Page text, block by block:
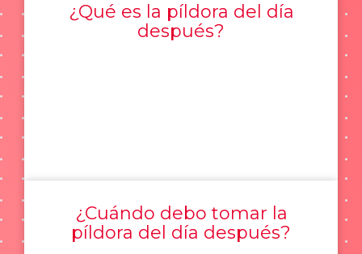
¿Qué es la píldora del día
después?
¿Cuándo debo tomar la
píldora del día después?